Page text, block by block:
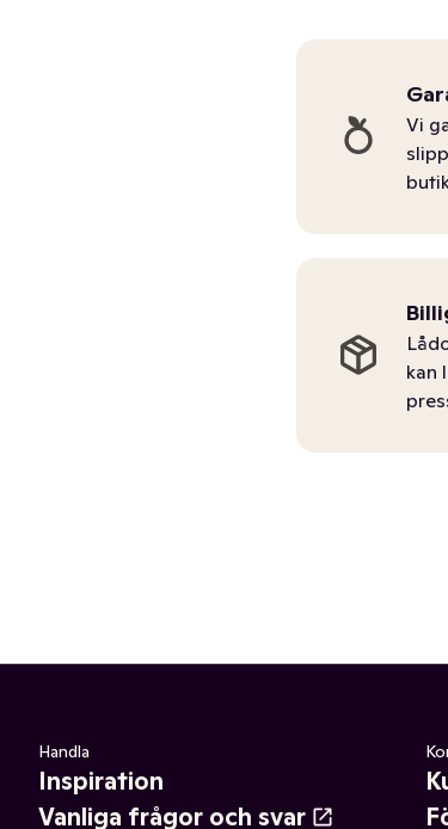
Vi
kan
Handla
Inspiration
Vanliga frågor och svar